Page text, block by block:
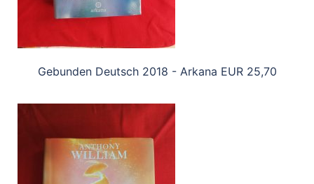
Gebunden Deutsch 2018 - Arkana EUR 25,70